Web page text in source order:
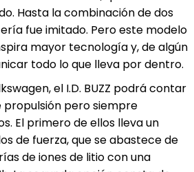
Hasta la combinación de dos
fue imitado. Pero este modelo
mayor tecnología y, de algún
todo lo que lleva por dentro.
el I.D. BUZZ podrá contar
propulsión pero siempre
El primero de ellos lleva un
de fuerza, que se abastece de
de iones de litio con una